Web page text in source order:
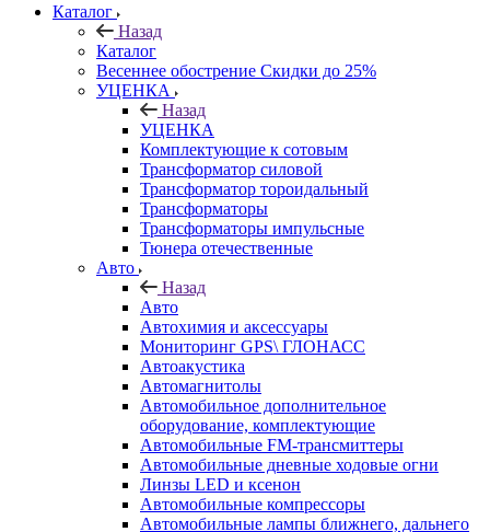
Каталог
Назад
Каталог
Весеннее обострение Скидки до 25%
УЦЕНКА
Назад
УЦЕНКА
Комплектующие к сотовым
Трансформатор силовой
Трансформатор тороидальный
Трансформаторы
Трансформаторы импульсные
Тюнера отечественные
Авто
Назад
Авто
Автохимия и аксессуары
Мониторинг GPS\ ГЛОНАСС
Автоакустика
Автомагнитолы
Автомобильное дополнительное
оборудование, комплектующие
Автомобильные FM-трансмиттеры
Автомобильные дневные ходовые огни
Линзы LED и ксенон
Автомобильные компрессоры
Автомобильные лампы ближнего, дальнего